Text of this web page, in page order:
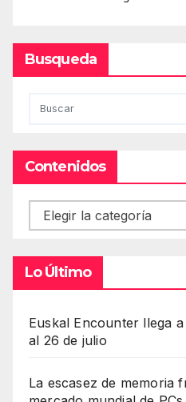
Busqueda
Contenidos
Contenidos
Lo Último
Euskal Encounter llega
al 26 de julio
La escasez de memoria